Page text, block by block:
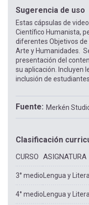
Sugerencia de uso
Estas cápsulas de
Científico Humanista,
diferentes Objetivos
Arte y Humanidades.
presentación del
su aplicación. Incluyen
inclusión de
Fuente Merkén
Clasificación
CURSO ASIGNATURA
3° medio Lengua y
4° medio Lengua y